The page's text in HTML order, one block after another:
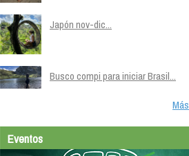
Japón nov-dic...
Busco compi para iniciar Brasil...
Eventos